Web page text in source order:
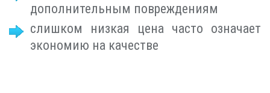
дополнительным повреждениям
слишком низкая цена часто означает
экономию на качестве